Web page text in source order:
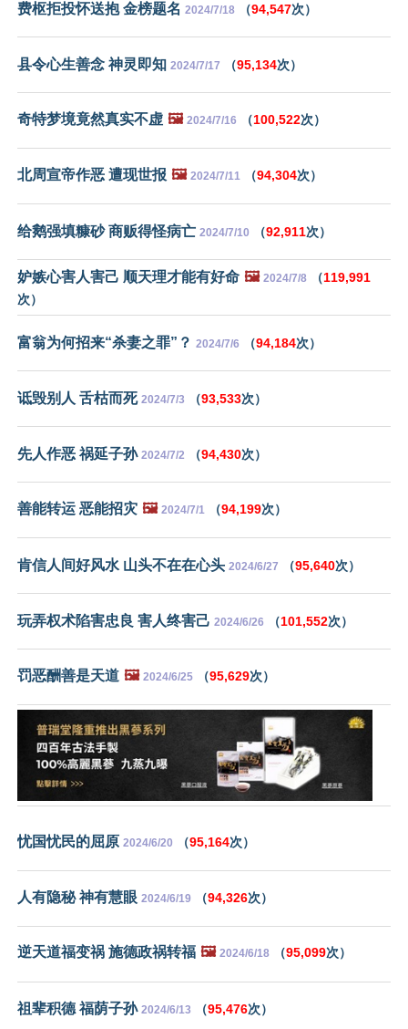
费枢拒投怀送抱 金榜题名 2024/7/18 （94,547次）
县令心生善念 神灵即知 2024/7/17 （95,134次）
奇特梦境竟然真实不虚 🖼️ 2024/7/16 （100,522次）
北周宣帝作恶 遭现世报 🖼️ 2024/7/11 （94,304次）
给鹅强填糠砂 商贩得怪病亡 2024/7/10 （92,911次）
妒嫉心害人害己 顺天理才能有好命 🖼️ 2024/7/8 （119,991
次）
富翁为何招来“杀妻之罪”？ 2024/7/6 （94,184次）
诋毁别人 舌枯而死 2024/7/3 （93,533次）
先人作恶 祸延子孙 2024/7/2 （94,430次）
善能转运 恶能招灾 🖼️ 2024/7/1 （94,199次）
肯信人间好风水 山头不在在心头 2024/6/27 （95,640次）
玩弄权术陷害忠良 害人终害己 2024/6/26 （101,552次）
罚恶酬善是天道 🖼️ 2024/6/25 （95,629次）
忧国忧民的屈原 2024/6/20 （95,164次）
人有隐秘 神有慧眼 2024/6/19 （94,326次）
逆天道福变祸 施德政祸转福 🖼️ 2024/6/18 （95,099次）
祖辈积德 福荫子孙 2024/6/13 （95,476次）